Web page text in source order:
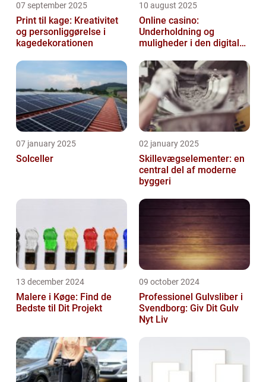
07 september 2025
Print til kage: Kreativitet
og personliggørelse i
kagedekorationen
10 august 2025
Online casino:
Underholdning og
muligheder i den digitale
07 january 2025
Solceller
02 january 2025
Skillevægselementer: en
central del af moderne
byggeri
13 december 2024
Malere i Køge: Find de
Bedste til Dit Projekt
09 october 2024
Professionel Gulvsliber i
Svendborg: Giv Dit Gulv
Nyt Liv